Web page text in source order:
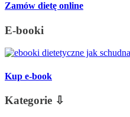
Zamów dietę online
E-booki
Kup e-book
Kategorie ⇩